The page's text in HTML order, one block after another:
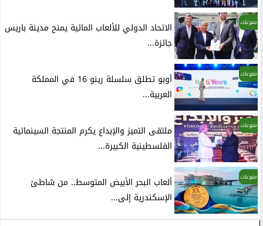
منوعات
الاتحاد الدولي للألعاب المائية يمنح مدينة باريس
جائزة...
منوعات
أوبو تطلق سلسلة رينو 16 في المملكة
العربية...
منوعات
ملتقى التميز والإبداع يكرم المنتجة السينمائية
الفلسطينية الكبيرة...
منوعات
ألعاب البحر الأبيض المتوسط.. من شاطئ
الإسكندرية إلى...